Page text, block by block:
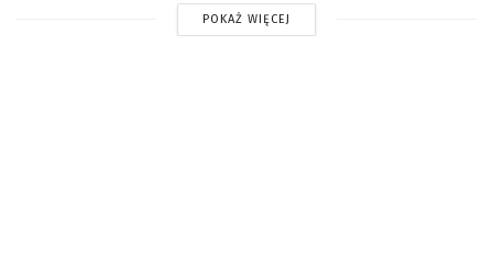
POKAŻ WIĘCEJ